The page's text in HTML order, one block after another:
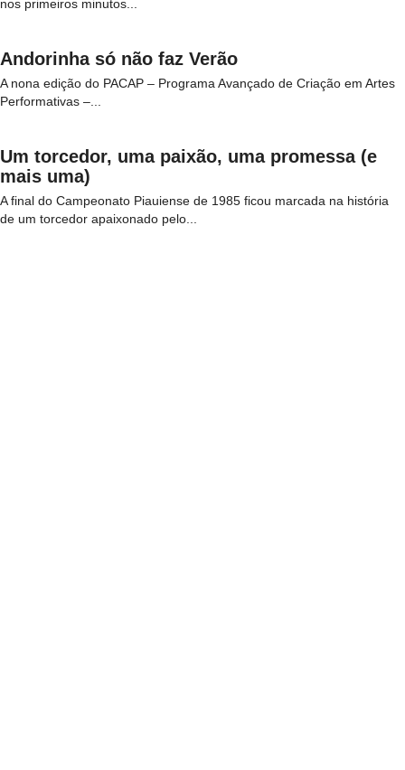
nos primeiros minutos...
Andorinha só não faz Verão
A nona edição do PACAP – Programa Avançado de Criação em Artes
Performativas –...
Um torcedor, uma paixão, uma promessa (e
mais uma)
A final do Campeonato Piauiense de 1985 ficou marcada na história
de um torcedor apaixonado pelo...